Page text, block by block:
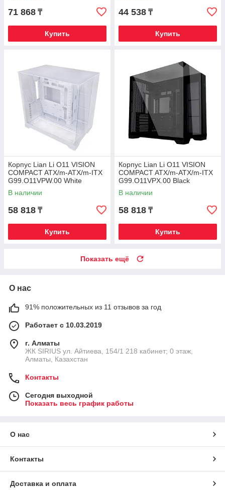
71 868 ₸
Купить
44 538 ₸
Купить
Корпус Lian Li O11 VISION
COMPACT ATX/m-ATX/m-ITX
G99.O11VPW.00 White
В наличии
58 818 ₸
Купить
Корпус Lian Li O11 VISION
COMPACT ATX/m-ATX/m-ITX
G99.O11VPX.00 Black
В наличии
58 818 ₸
Купить
Показать ещё
О нас
91% положительных из 11 отзывов за год
Работает с 10.03.2019
г. Алматы
​ЖК SIRIUS​ ул. Айтиева, 154/1​ 218 кабинет; 0 этаж,
Алматы, Казахстан
Контакты
Сегодня выходной
Показать весь график работы
О нас
Контакты
Доставка и оплата